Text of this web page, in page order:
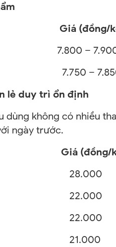
Giá (đồng/
–
7.750 –
lẻ duy trì ổn định
dùng không có nhiều
ngày trước.
Giá (đồng/
28.000
22.000
22.000
21.000